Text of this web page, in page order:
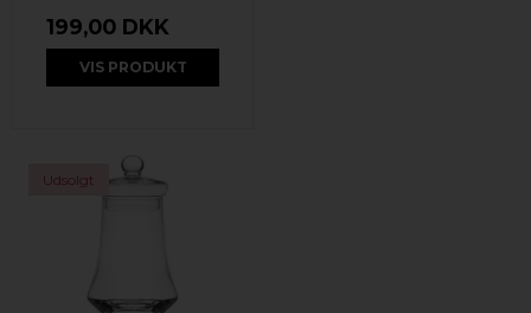
199,00 DKK
VIS PRODUKT
Udsolgt